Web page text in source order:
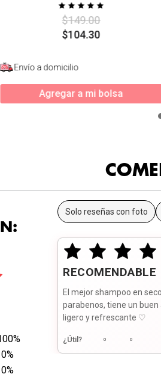
$149.00
$104.30
Envío a domicilio
Agregar a mi bolsa
%
0%
0%
Solo reseñas con foto
RECOMENDABLE
El mejor shampoo en
parabenos, tiene un
ligero y refrescante ♡
¿Útil? 0 0